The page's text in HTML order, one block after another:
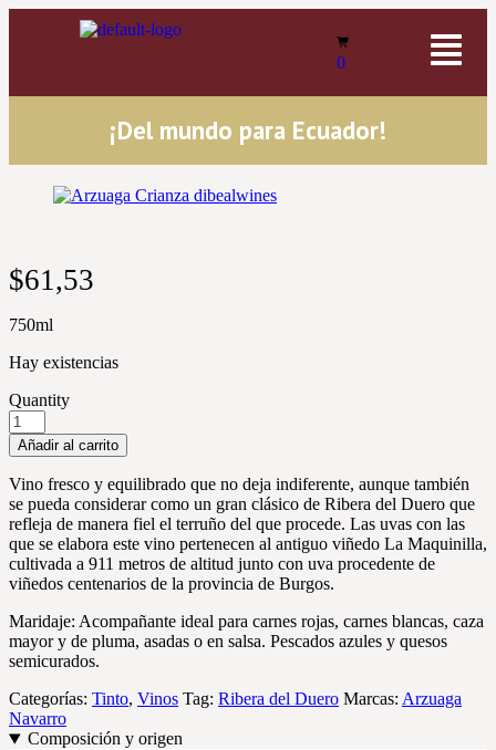
0
¡Del mundo para Ecuador!
$61,53
750ml
Hay existencias
Quantity
Añadir al carrito
Vino fresco y equilibrado que no deja indiferente, aunque también
se pueda considerar como un gran clásico de Ribera del Duero que
refleja de manera fiel el terruño del que procede. Las uvas con las
que se elabora este vino pertenecen al antiguo viñedo La Maquinilla,
cultivada a 911 metros de altitud junto con uva procedente de
viñedos centenarios de la provincia de Burgos.
Maridaje: Acompañante ideal para carnes rojas, carnes blancas, caza
mayor y de pluma, asadas o en salsa. Pescados azules y quesos
semicurados.
Categorías: Tinto, Vinos Tag: Ribera del Duero Marcas: Arzuaga
Navarro
Composición y origen